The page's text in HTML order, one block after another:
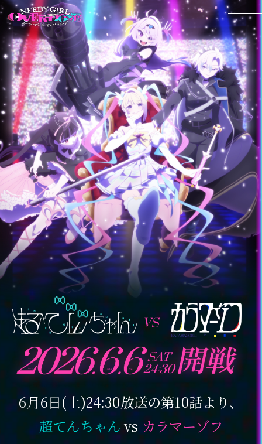
HOME
NEWS
ON AIR
MOVIE
INTRODUCTION
CHARACTER
-超絶最かわてんしちゃん
-あめちゃん
カラマーゾフ
-パープル・ロリポップ
-獄薔薇美血華
-禰󠄀智禍さま
-かちぇ
STAFF&CAST
6月6日(土)24:30放送の第10話より、
超てんちゃんvs カラマーゾフ